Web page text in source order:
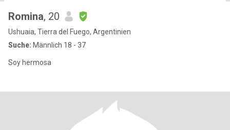
Romina, 20
Ushuaia, Tierra del Fuego, Argentinien
Suche: Männlich 18 - 37
Soy hermosa